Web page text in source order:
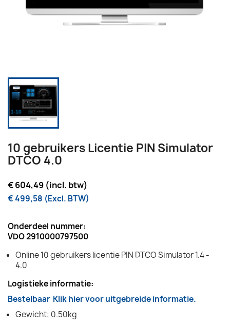
10 gebruikers Licentie PIN Simulator
DTCO 4.0
€ 604,49 (incl. btw)
€ 499,58 (Excl. BTW)
Onderdeel nummer:
VDO 2910000797500
Online 10 gebruikers licentie PIN DTCO Simulator 1.4 -
4.0
Logistieke informatie:
Bestelbaar Klik hier voor uitgebreide informatie.
Gewicht: 0.50kg